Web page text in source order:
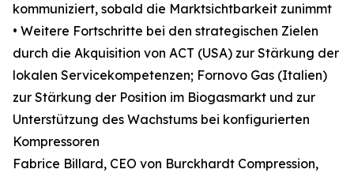
kommuniziert, sobald die Marktsichtbarkeit zunimmt
• Weitere Fortschritte bei den strategischen Zielen
durch die Akquisition von ACT (USA) zur Stärkung der
lokalen Servicekompetenzen; Fornovo Gas (Italien)
zur Stärkung der Position im Biogasmarkt und zur
Unterstützung des Wachstums bei konfigurierten
Kompressoren
Fabrice Billard, CEO von Burckhardt Compression,